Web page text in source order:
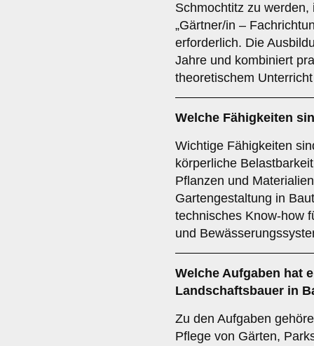
Schmochtitz zu
„Gärtner/in –
erforderlich. Die
Jahre und kombiniert
theoretischem
Welche Fähigkeiten
Wichtige Fähigkeiten
körperliche
Pflanzen und
Gartengestaltung in
technisches Know-how
und
Welche Aufgaben hat
Landschaftsbauer in
Zu den Aufgaben
Pflege von Gärten,